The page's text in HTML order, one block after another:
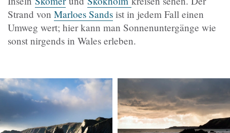
Strand von Marloes Sands ist in jedem Fall einen
Umweg wert; hier kann man Sonnenuntergänge wie
sonst nirgends in Wales erleben.